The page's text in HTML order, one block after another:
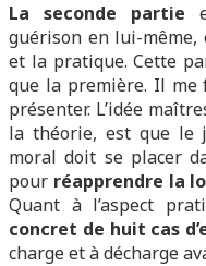
La seconde partie
guérison en lui-même,
et la pratique. Cette
que la première. Il me
présenter. L’idée
la théorie, est que le
moral doit se placer
pour réapprendre la
Quant à l’aspect
concret de huit cas
charge et à décharge